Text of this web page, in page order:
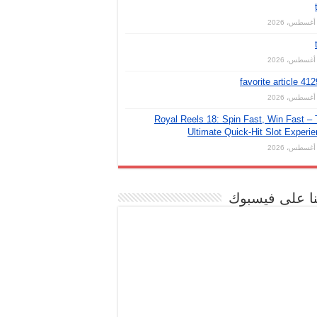
favorite article
Royal Reels 18: Spin Fast, Win Fast –
Ultimate Quick‑Hit Slot
على فيسبوك